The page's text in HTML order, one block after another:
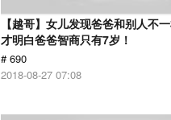
【越哥】女儿发现爸爸和别人不
才明白爸爸智商只有7岁！
# 690
2018-08-27 07:08